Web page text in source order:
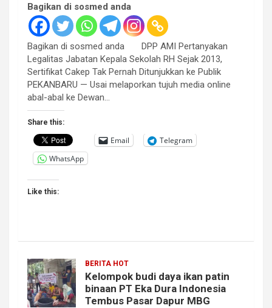
Bagikan di sosmed anda
Bagikan di sosmed anda DPP AMI Pertanyakan
Legalitas Jabatan Kepala Sekolah RH Sejak 2013,
Sertifikat Cakep Tak Pernah Ditunjukkan ke Publik
PEKANBARU — Usai melaporkan tujuh media online
abal-abal ke Dewan…
Share this:
Email
Telegram
WhatsApp
Like this:
BERITA HOT
Kelompok budi daya ikan patin
binaan PT Eka Dura Indonesia
Tembus Pasar Dapur MBG